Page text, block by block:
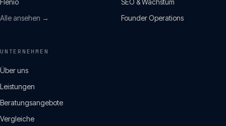
Flenio
Alle ansehen →
SEO & Wachstum
Founder Operations
UNTERNEHMEN
Über uns
Leistungen
Beratungsangebote
Vergleiche